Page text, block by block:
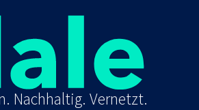
Nachhaltig. Vernetzt.